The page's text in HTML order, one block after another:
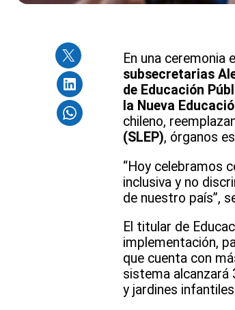
En una ceremonia
subsecretarias
de Educación
la Nueva
chileno,
(SLEP), órganos
“Hoy celebramos
inclusiva y no
de nuestro país”,
El titular de
implementación,
que cuenta con
sistema alcanzará
y jardines